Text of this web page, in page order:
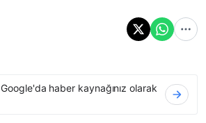
Google'da haber kaynağınız olarak